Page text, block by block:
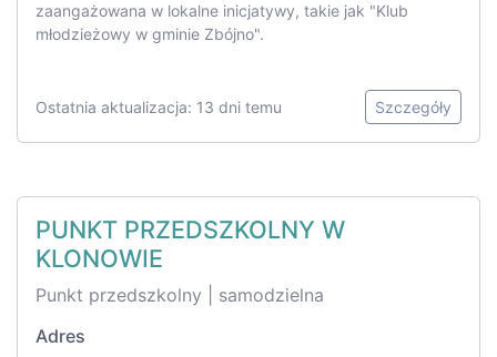
zaangażowana w lokalne inicjatywy, takie jak "Klub
młodzieżowy w gminie Zbójno".
Ostatnia aktualizacja: 13 dni temu Szczegóły
PUNKT PRZEDSZKOLNY W
KLONOWIE
Punkt przedszkolny | samodzielna
Adres